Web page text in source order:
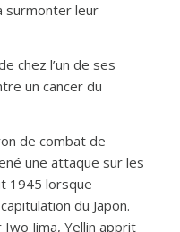
surmonter leur
chez l’un de ses
un cancer du
de combat de
une attaque sur les
1945 lorsque
du Japon.
Jima, Yellin apprit